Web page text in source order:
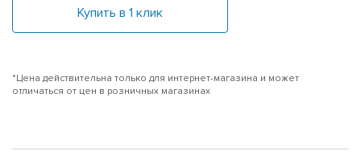
Купить в 1 клик
*Цена действительна только для интернет-магазина и может
отличаться от цен в розничных магазинах